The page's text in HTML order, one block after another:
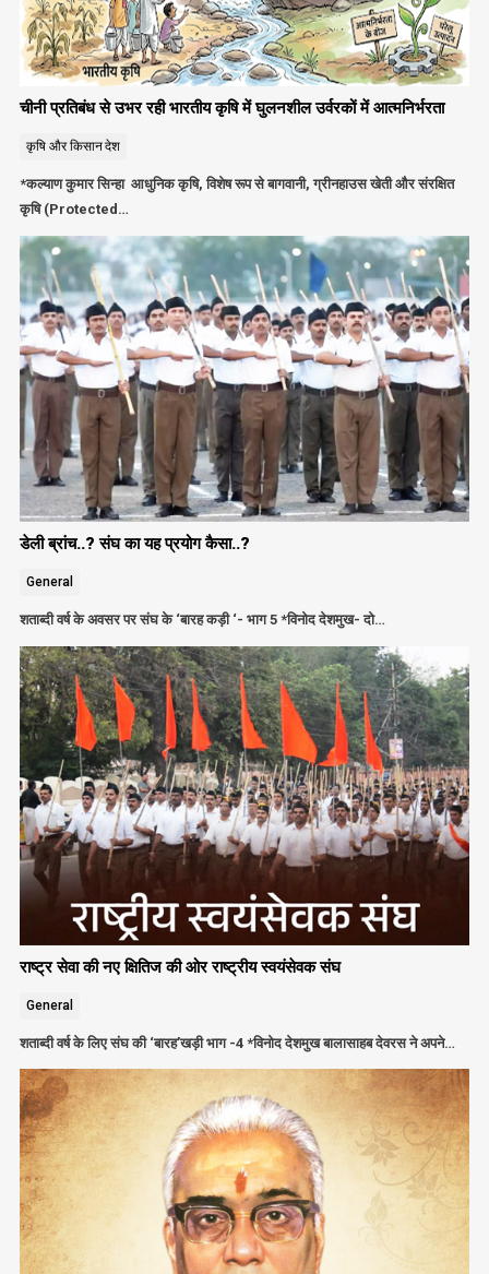
चीनी प्रतिबंध से उभर रही भारतीय कृषि में घुलनशील उर्वरकों में आत्मनिर्भरता
कृषि और किसानदेश
*कल्याण कुमार सिन्हा आधुनिक कृषि, विशेष रूप से बागवानी, ग्रीनहाउस खेती और संरक्षित
कृषि (Protected…
डेली ब्रांच..? संघ का यह प्रयोग कैसा..?
General
शताब्दी वर्ष के अवसर पर संघ के ‘बारह कड़ी ‘- भाग 5 *विनोद देशमुख- दो…
राष्ट्र सेवा की नए क्षितिज की ओर राष्ट्रीय स्वयंसेवक संघ
General
शताब्दी वर्ष के लिए संघ की ‘बारह’खड़ी भाग -4 *विनोद देशमुख बालासाहब देवरस ने अपने…